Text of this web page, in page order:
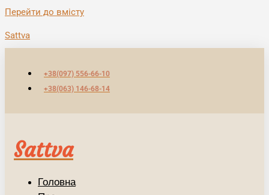
Перейти до вмісту
Sattva
+38(097) 556-66-10
+38(063) 146-68-14
Sattva
Головна